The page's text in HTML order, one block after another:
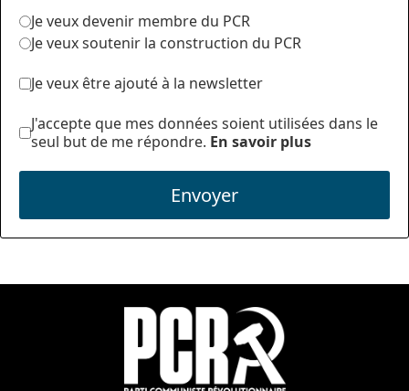
Je veux devenir membre du PCR
Je veux soutenir la construction du PCR
Je veux être ajouté à la newsletter
J'accepte que mes données soient utilisées dans le
seul but de me répondre. En savoir plus
Envoyer